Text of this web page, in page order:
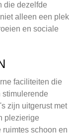
die dezelfde
alleen een plek
en sociale
faciliteiten die
stimulerende
zijn uitgerust met
plezierige
schoon en